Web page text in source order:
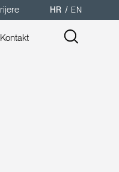
HR EN
Kontakt